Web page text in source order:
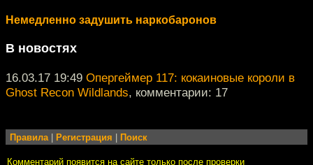
Немедленно задушить наркобаронов
В новостях
16.03.17 19:49 Опергеймер 117: кокаиновые короли в
Ghost Recon Wildlands, комментарии: 17
Правила| Регистрация Поиск
Комментарий появится на сайте только после проверки